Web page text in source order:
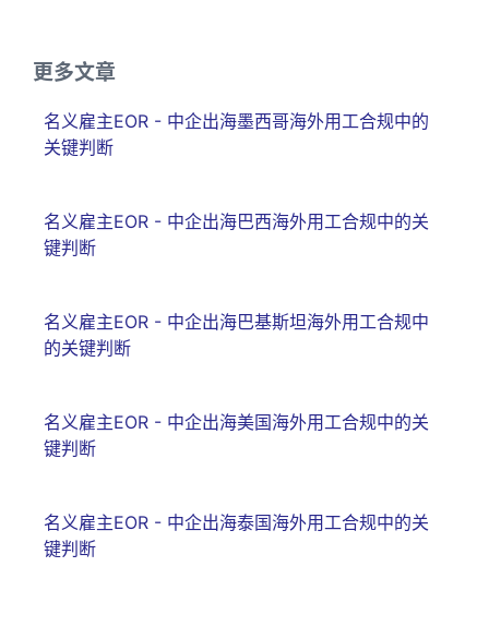
更多文章
名义雇主EOR - 中企出海墨西哥海外用工合规中的
关键判断
名义雇主EOR - 中企出海巴西海外用工合规中的关
键判断
名义雇主EOR - 中企出海巴基斯坦海外用工合规中
的关键判断
名义雇主EOR - 中企出海美国海外用工合规中的关
键判断
名义雇主EOR - 中企出海泰国海外用工合规中的关
键判断